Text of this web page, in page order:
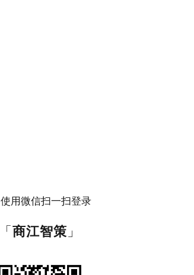
使用微信扫一扫登录
「商江智策 」